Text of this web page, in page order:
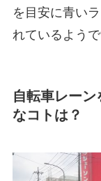
を目安に青い
れているようで
自転車レー
なコトは？